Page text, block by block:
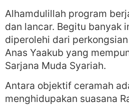
Alhamdulillah program
dan lancar. Begitu banyak
diperolehi dari
Anas Yaakub yang
Sarjana Muda Syariah.
Antara objektif ceramah
menghidupakan suasana